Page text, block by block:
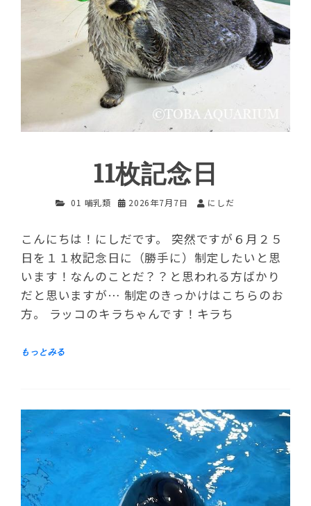
11枚記念日
01 哺乳類 2026年7月7日 にしだ
こんにちは！にしだです。 突然ですが６月２５
日を１１枚記念日に（勝手に）制定したいと思
います！なんのことだ？？と思われる方ばかり
だと思いますが… 制定のきっかけはこちらのお
方。 ラッコのキラちゃんです！キラち